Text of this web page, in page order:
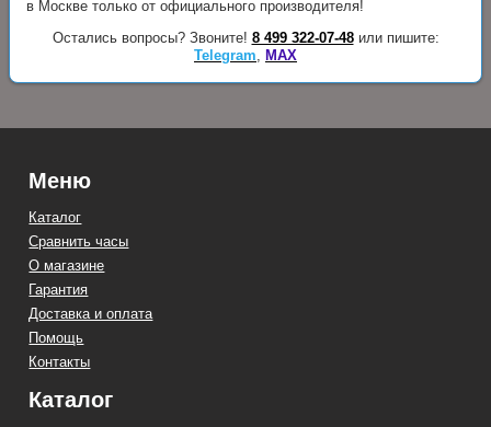
в Москве только от официального производителя!
Остались вопросы? Звоните! 8 499 322-07-48или пишите:
Telegram, MAX
Меню
Каталог
Сравнить часы
О магазине
Гарантия
Доставка и оплата
Помощь
Контакты
Каталог